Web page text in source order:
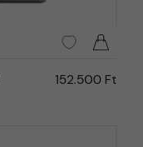
152.500 Ft